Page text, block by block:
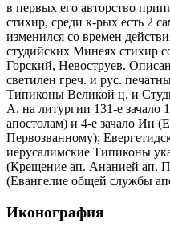
в первых его авторство
стихир, среди к-рых есть 2
изменился со времен
студийских Минеях стихир
Горский, Невоструев.
светилен греч. и рус.
Типиконы Великой ц. и
А. на литургии 131-е
апостолам) и 4-е зачало Ин
Первозванному);
иерусалимские Типиконы
(Крещение ап. Ананией ап.
(Евангелие общей службы
Иконография